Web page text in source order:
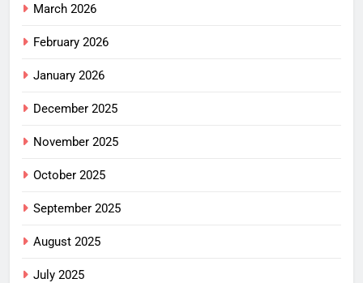
March 2026
February 2026
January 2026
December 2025
November 2025
October 2025
September 2025
August 2025
July 2025